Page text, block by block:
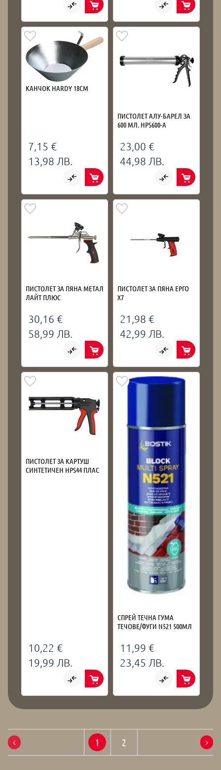
КАНЧОК HARDY 18СМ
7,15 €
13,98 ЛВ.
ПИСТОЛЕТ АЛУ-БАРЕЛ ЗА
600 МЛ. HPS600-A
23,00 €
44,98 ЛВ.
ПИСТОЛЕТ ЗА ПЯНА МЕТАЛ
ЛАЙТ ПЛЮС
30,16 €
58,99 ЛВ.
ПИСТОЛЕТ ЗА ПЯНА ЕРГО
Х7
21,98 €
42,99 ЛВ.
ПИСТОЛЕТ ЗА КАРТУШ
СИНТЕТИЧЕН HPS44 ПЛАС
10,22 €
19,99 ЛВ.
СПРЕЙ ТЕЧНА ГУМА
ТЕЧОВЕ/ФУГИ N521 500МЛ
11,99 €
23,45 ЛВ.
1 2